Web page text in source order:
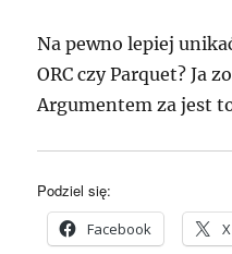
Na pewno lepiej
ORC czy Parquet? Ja
Argumentem za jest
Podziel się:
Facebook X